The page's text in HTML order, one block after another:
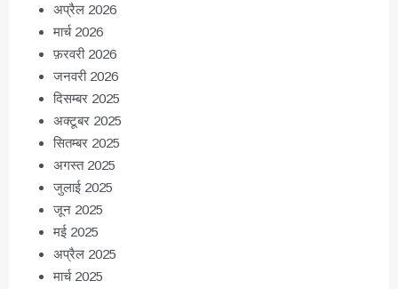
अप्रैल 2026
मार्च 2026
फ़रवरी 2026
जनवरी 2026
दिसम्बर 2025
अक्टूबर 2025
सितम्बर 2025
अगस्त 2025
जुलाई 2025
जून 2025
मई 2025
अप्रैल 2025
मार्च 2025